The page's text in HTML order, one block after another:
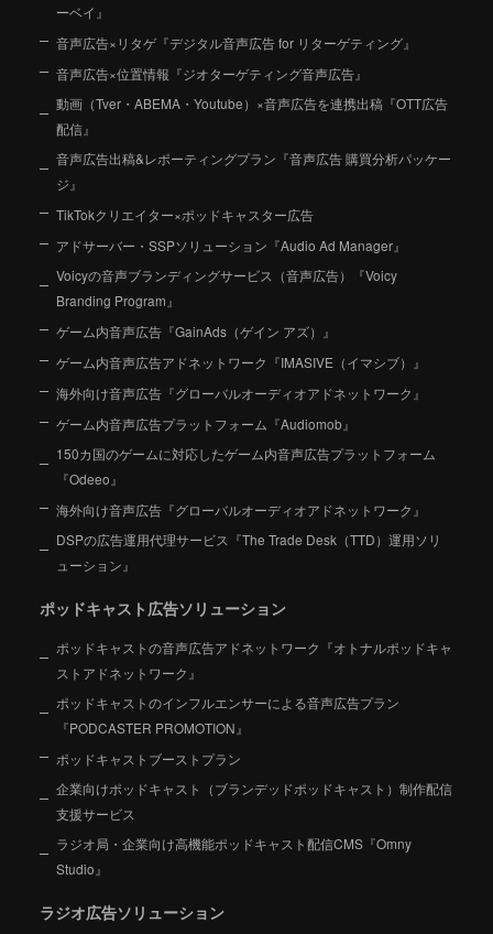
ーベイ』
音声広告×リタゲ『デジタル音声広告 for リターゲティング』
音声広告×位置情報『ジオターゲティング音声広告』
動画（Tver・ABEMA・Youtube）×音声広告を連携出稿『OTT広告
配信』
音声広告出稿&レポーティングプラン『音声広告 購買分析パッケー
ジ』
TikTokクリエイター×ポッドキャスター広告
アドサーバー・SSPソリューション『Audio Ad Manager』
Voicyの音声ブランディングサービス（音声広告）『Voicy
Branding Program』
ゲーム内音声広告『GainAds（ゲイン アズ）』
ゲーム内音声広告アドネットワーク『IMASIVE（イマシブ）』
海外向け音声広告『グローバルオーディオアドネットワーク』
ゲーム内音声広告プラットフォーム『Audiomob』
150カ国のゲームに対応したゲーム内音声広告プラットフォーム
『Odeeo』
海外向け音声広告『グローバルオーディオアドネットワーク』
DSPの広告運用代理サービス『The Trade Desk（TTD）運用ソリ
ューション』
ポッドキャスト広告ソリューション
ポッドキャストの音声広告アドネットワーク『オトナルポッドキャ
ストアドネットワーク』
ポッドキャストのインフルエンサーによる音声広告プラン
『PODCASTER PROMOTION』
ポッドキャストブーストプラン
企業向けポッドキャスト（ブランデッドポッドキャスト）制作配信
支援サービス
ラジオ局・企業向け高機能ポッドキャスト配信CMS『Omny
Studio』
ラジオ広告ソリューション